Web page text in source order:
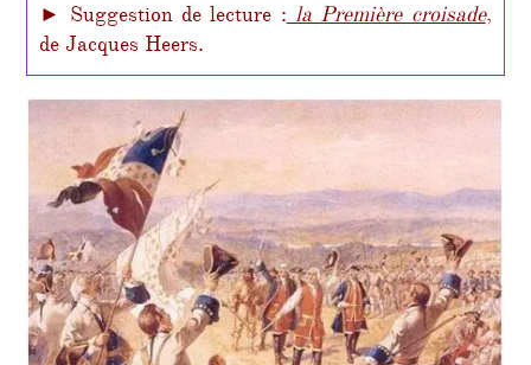
► Suggestion de lecture :la Première croisade,
de Jacques Heers.